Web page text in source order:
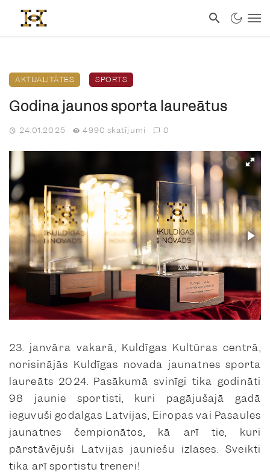
AKTUALITĀTES SPORTS
Godina jaunos sporta laureātus
24.01.2025 4990 skatījumi 0
23. janvāra vakarā, Kuldīgas Kultūras centrā,
norisinājās Kuldīgas novada jaunatnes sporta
laureāts 2024. Pasākumā svinīgi tika godināti
98 jaunie sportisti, kuri pagājušajā gadā
ieguvuši godalgas Latvijas, Eiropas vai Pasaules
jaunatnes čempionātos, kā arī tie, kuri
pārstāvējuši Latvijas jauniešu izlases. Sveikti
tika arī sportistu treneri!